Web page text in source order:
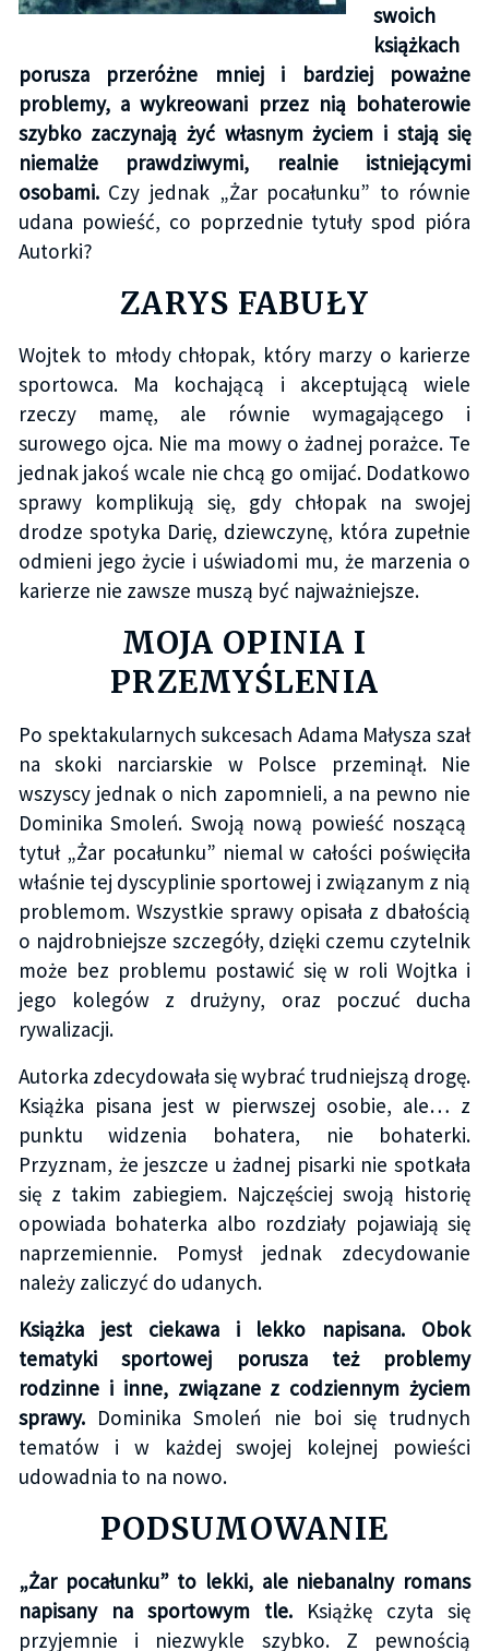
swoich
książkach
porusza przeróżne mniej i bardziej poważne
problemy, a wykreowani przez nią bohaterowie
szybko zaczynają żyć własnym życiem i stają się
niemalże prawdziwymi, realnie istniejącymi
osobami.Czy jednak „Żar pocałunku” to równie
udana powieść, co poprzednie tytuły spod pióra
Autorki?
ZARYS FABUŁY
Wojtek to młody chłopak, który marzy o karierze
sportowca. Ma kochającą i akceptującą wiele
rzeczy mamę, ale równie wymagającego i
surowego ojca. Nie ma mowy o żadnej porażce. Te
jednak jakoś wcale nie chcą go omijać. Dodatkowo
sprawy komplikują się, gdy chłopak na swojej
drodze spotyka Darię, dziewczynę, która zupełnie
odmieni jego życie i uświadomi mu, że marzenia o
karierze nie zawsze muszą być najważniejsze.
MOJA OPINIA I
PRZEMYŚLENIA
Po spektakularnych sukcesach Adama Małysza szał
na skoki narciarskie w Polsce przeminął. Nie
wszyscy jednak o nich zapomnieli, a na pewno nie
Dominika Smoleń. Swoją nową powieść noszącą
tytuł „Żar pocałunku” niemal w całości poświęciła
właśnie tej dyscyplinie sportowej i związanym z nią
problemom. Wszystkie sprawy opisała z dbałością
o najdrobniejsze szczegóły, dzięki czemu czytelnik
może bez problemu postawić się w roli Wojtka i
jego kolegów z drużyny, oraz poczuć ducha
rywalizacji.
Autorka zdecydowała się wybrać trudniejszą drogę.
Książka pisana jest w pierwszej osobie, ale… z
punktu widzenia bohatera, nie bohaterki.
Przyznam, że jeszcze u żadnej pisarki nie spotkała
się z takim zabiegiem. Najczęściej swoją historię
opowiada bohaterka albo rozdziały pojawiają się
naprzemiennie. Pomysł jednak zdecydowanie
należy zaliczyć do udanych.
Książka jest ciekawa i lekko napisana. Obok
tematyki sportowej porusza też problemy
rodzinne i inne, związane z codziennym życiem
sprawy.Dominika Smoleń nie boi się trudnych
tematów i w każdej swojej kolejnej powieści
udowadnia to na nowo.
PODSUMOWANIE
„Żar pocałunku” to lekki, ale niebanalny romans
napisany na sportowym tle. Książkę czyta się
przyjemnie i niezwykle szybko. Z pewnością